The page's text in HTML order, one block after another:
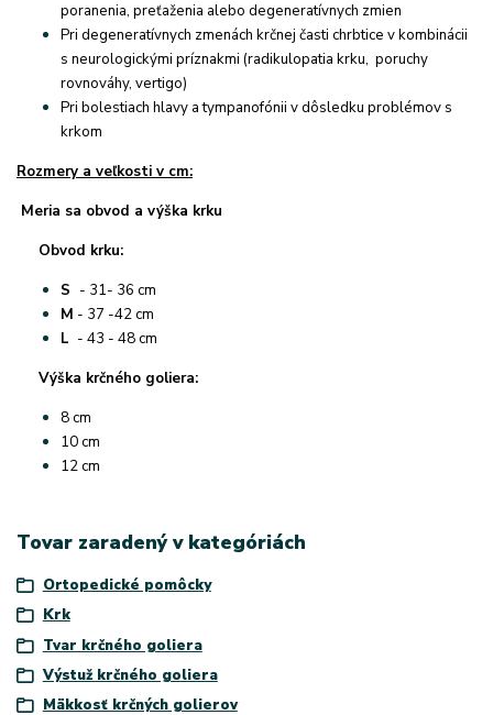
poranenia, preťaženia alebo degeneratívnych zmien
Pri degeneratívnych zmenách krčnej časti chrbtice v kombinácii
s neurologickými príznakmi (radikulopatia krku, poruchy
rovnováhy, vertigo)
Pri bolestiach hlavy a tympanofónii v dôsledku problémov s
krkom
Rozmery a veľkosti v cm:
Meria sa obvod a výška krku
Obvod krku:
S - 31- 36 cm
M - 37 -42 cm
L - 43 - 48 cm
Výška krčného goliera:
8 cm
10 cm
12 cm
Tovar zaradený v kategóriách
Ortopedické pomôcky
Krk
Tvar krčného goliera
Výstuž krčného goliera
Mäkkosť krčných golierov